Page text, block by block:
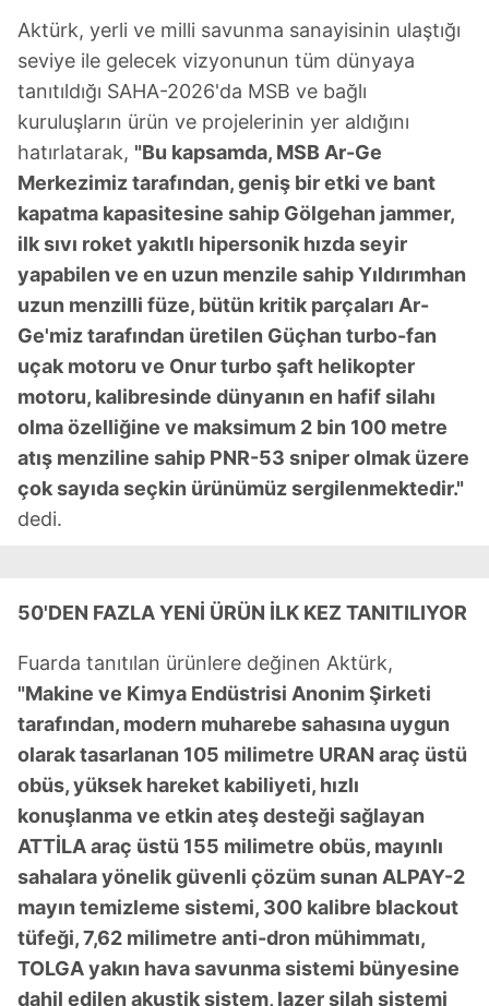
Aktürk, yerli ve milli savunma sanayisinin ulaştığı
seviye ile gelecek vizyonunun tüm dünyaya
tanıtıldığı SAHA-2026'da MSB ve bağlı
kuruluşların ürün ve projelerinin yer aldığını
hatırlatarak, "Bu kapsamda, MSB Ar-Ge
Merkezimiz tarafından, geniş bir etki ve bant
kapatma kapasitesine sahip Gölgehan jammer,
ilk sıvı roket yakıtlı hipersonik hızda seyir
yapabilen ve en uzun menzile sahip Yıldırımhan
uzun menzilli füze, bütün kritik parçaları Ar-
Ge'miz tarafından üretilen Güçhan turbo-fan
uçak motoru ve Onur turbo şaft helikopter
motoru, kalibresinde dünyanın en hafif silahı
olma özelliğine ve maksimum 2 bin 100 metre
atış menziline sahip PNR-53 sniper olmak üzere
çok sayıda seçkin ürünümüz sergilenmektedir."
dedi.
50'DEN FAZLA YENİ ÜRÜN İLK KEZ TANITILIYOR
Fuarda tanıtılan ürünlere değinen Aktürk,
"Makine ve Kimya Endüstrisi Anonim Şirketi
tarafından, modern muharebe sahasına uygun
olarak tasarlanan 105 milimetre URAN araç üstü
obüs, yüksek hareket kabiliyeti, hızlı
konuşlanma ve etkin ateş desteği sağlayan
ATTİLA araç üstü 155 milimetre obüs, mayınlı
sahalara yönelik güvenli çözüm sunan ALPAY-2
mayın temizleme sistemi, 300 kalibre blackout
tüfeği, 7,62 milimetre anti-dron mühimmatı,
TOLGA yakın hava savunma sistemi bünyesine
dahil edilen akustik sistem, lazer silah sistemi